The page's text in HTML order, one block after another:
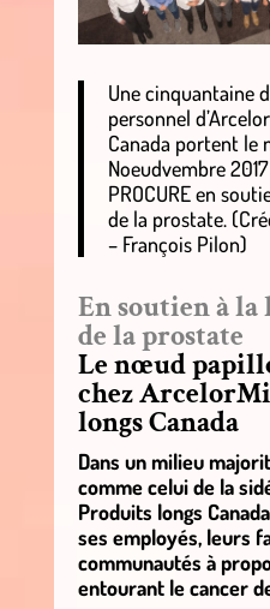
Une cinquantaine
personnel
Canada portent le
Noeudvembre
PROCURE en
de la prostate.
– François Pilon)
En soutien à
de la prostate
Le nœud
chez
longs Canada
Dans un milieu
comme celui de la
Produits longs
ses employés, leurs
communautés à
entourant le cancer